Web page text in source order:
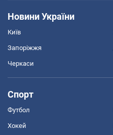
Новини України
Київ
Запоріжжя
Черкаси
Спорт
Футбол
Хокей